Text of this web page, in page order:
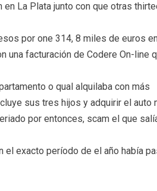
La Plata junto con que otras
por one 314, 8 miles de euros
una facturación de Codere On-line
o qual alquilaba con más
sus tres hijos y adquirir el auto
por entonces, scam el que
el exacto período de el año había